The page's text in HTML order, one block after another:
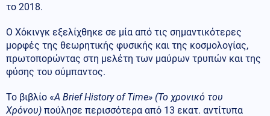
το 2018.
Ο Χόκινγκ εξελίχθηκε σε μία από τις σημαντικότερες
μορφές της θεωρητικής φυσικής και της κοσμολογίας,
πρωτοπορώντας στη μελέτη των μαύρων τρυπών και της
φύσης του σύμπαντος.
Το βιβλίο «A Brief History of Time» (Το χρονικό του
Χρόνου) πούλησε περισσότερα από 13 εκατ. αντίτυπα